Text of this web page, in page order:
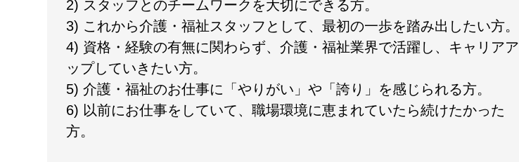
2) スタッフとのチームワークを大切にできる方。
3) これから介護・福祉スタッフとして、最初の一歩を踏み出したい方。
4) 資格・経験の有無に関わらず、介護・福祉業界で活躍し、キャリアア
ップしていきたい方。
5) 介護・福祉のお仕事に「やりがい」や「誇り」を感じられる方。
6) 以前にお仕事をしていて、職場環境に恵まれていたら続けたかった
方。